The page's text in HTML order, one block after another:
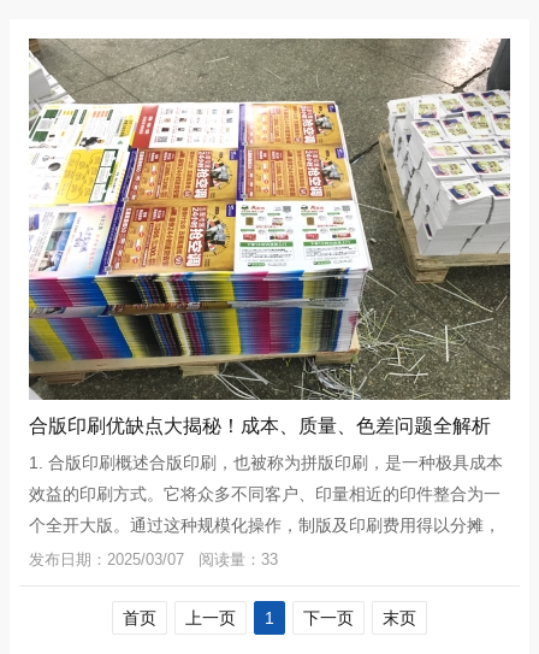
合版印刷优缺点大揭秘！成本、质量、色差问题全解析
1. 合版印刷概述合版印刷，也被称为拼版印刷，是一种极具成本
效益的印刷方式。它将众多不同客户、印量相近的印件整合为一
个全开大版。通过这种规模化操作，制版及印刷费用得以分摊，
与独立开版印刷相比，成本通常
发布日期：2025/03/07 阅读量：33
首页 上一页 1 下一页 末页